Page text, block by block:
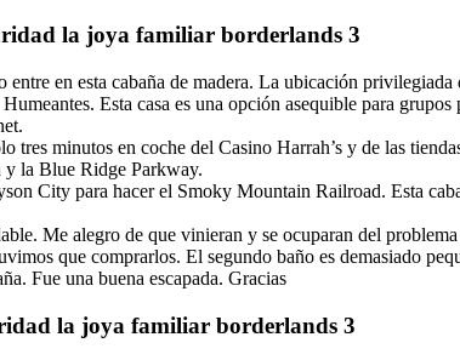
la joya familiar borderlands 3
entre en esta cabaña de madera. La ubicación
Esta casa es una opción asequible para
tres minutos en coche del Casino Harrah’s y de las
la Blue Ridge Parkway.
City para hacer el Smoky Mountain Railroad. Esta
Me alegro de que vinieran y se ocuparan del
que comprarlos. El segundo baño es demasiado
Fue una buena escapada. Gracias
la joya familiar borderlands 3